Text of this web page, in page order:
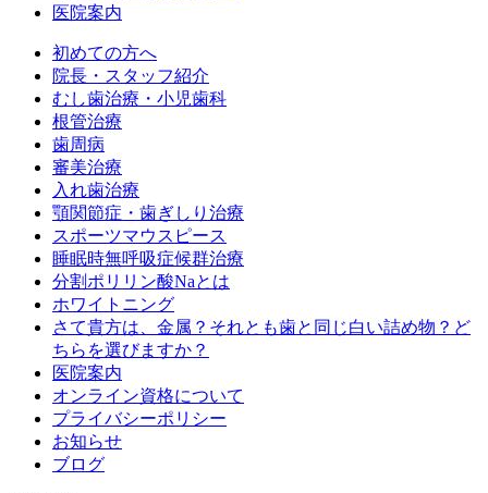
医院案内
初めての方へ
院長・スタッフ紹介
むし歯治療・小児歯科
根管治療
歯周病
審美治療
入れ歯治療
顎関節症・歯ぎしり治療
スポーツマウスピース
睡眠時無呼吸症候群治療
分割ポリリン酸Naとは
ホワイトニング
さて貴方は、金属？それとも歯と同じ白い詰め物？ど
ちらを選びますか？
医院案内
オンライン資格について
プライバシーポリシー
お知らせ
ブログ